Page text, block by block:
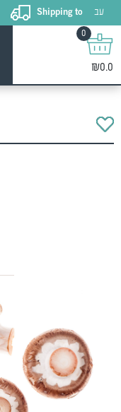
Shipping to
עב
0
₪0.0